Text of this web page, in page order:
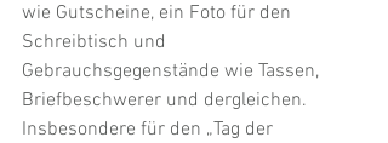
wie Gutscheine, ein Foto für den
Schreibtisch und
Gebrauchsgegenstände wie Tassen,
Briefbeschwerer und dergleichen.
Insbesondere für den „Tag der